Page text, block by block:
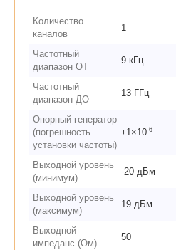
Количество
каналов
1
Частотный
диапазон ОТ
9 кГц
Частотный
диапазон ДО
13 ГГц
Опорный генератор
(погрешность
установки частоты)
±1×10-6
Выходной уровень
(минимум)
-20 дБм
Выходной уровень
(максимум)
19 дБм
Выходной
импеданс (Ом)
50